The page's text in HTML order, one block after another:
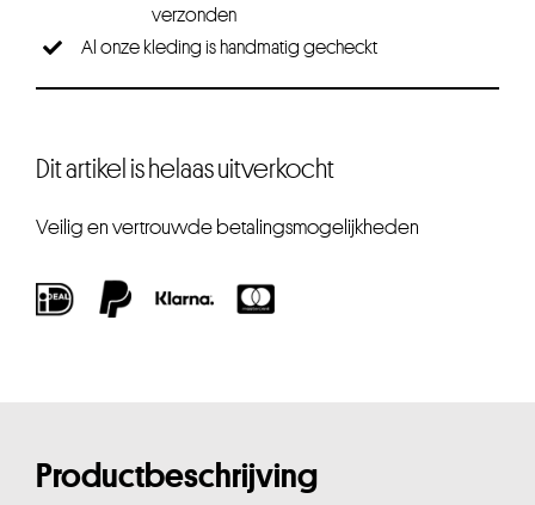
verzonden
Al onze kleding is handmatig gecheckt
Dit artikel is helaas uitverkocht
Veilig en vertrouwde betalingsmogelijkheden
Productbeschrijving